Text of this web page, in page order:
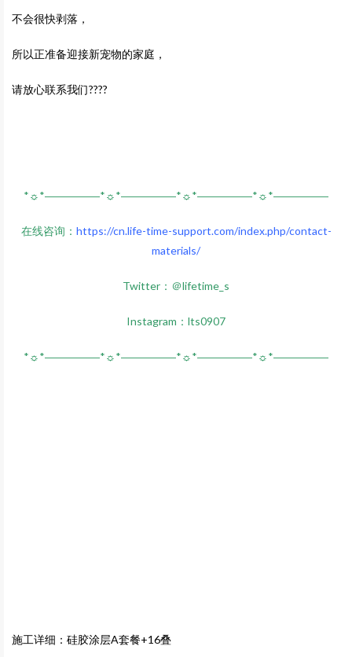
不会很快剥落，
所以正准备迎接新宠物的家庭，
请放心联系我们????
*☼*―――――*☼*―――――*☼*―――――*☼*―――――
在线咨询： https://cn.life-time-support.com/index.php/contact-
materials/
Twitter：＠lifetime_s
Instagram：lts0907
*☼*―――――*☼*―――――*☼*―――――*☼*―――――
施工详细：硅胶涂层A套餐+16叠